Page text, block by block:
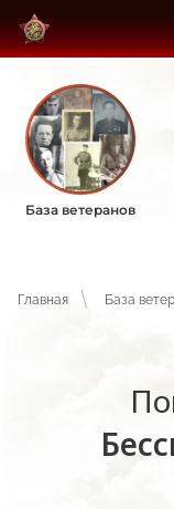
База ветеранов
Главная База